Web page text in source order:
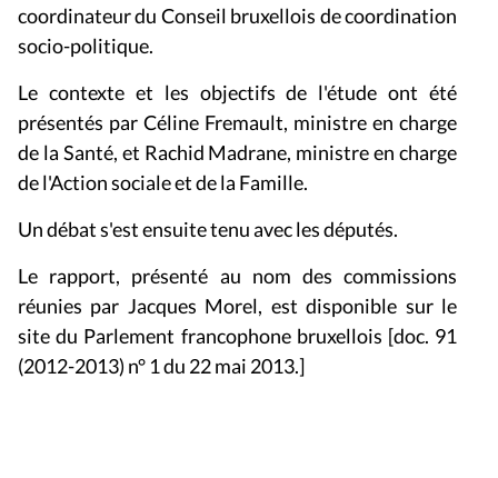
coordinateur du Conseil bruxellois de coordination
socio-politique.
Le contexte et les objectifs de l'étude ont été
présentés par Céline Fremault, ministre en charge
de la Santé, et Rachid Madrane, ministre en charge
de l'Action sociale et de la Famille.
Un débat s'est ensuite tenu avec les députés.
Le rapport, présenté au nom des commissions
réunies par Jacques Morel, est disponible sur le
site du Parlement francophone bruxellois [doc. 91
(2012-2013) n° 1 du 22 mai 2013.]